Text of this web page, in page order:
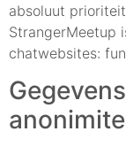
absoluut
StrangerMeetup
chatwebsites: